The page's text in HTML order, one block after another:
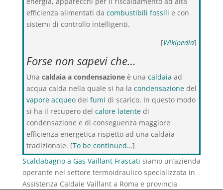
efficienza alimentati da combustibili fossili e con
sistemi di controllo intelligenti.
[Wikipedia]
Forse non sapevi che…
Una caldaia a condensazioneè una caldaia ad
acqua calda nella quale si ha la condensazionedel
vapore acqueodei fumi di scarico. In questo modo
si ha il recupero del calore latentedi
condensazione e di conseguenza maggiore
efficienza energetica rispetto ad una caldaia
tradizionale. [To be continued…]
Scaldabagno a Gas Vaillant Frascati siamo un’azienda
operante nel settore termoidraulico specializzata in
Assistenza Caldaie Vaillant a Roma e provincia